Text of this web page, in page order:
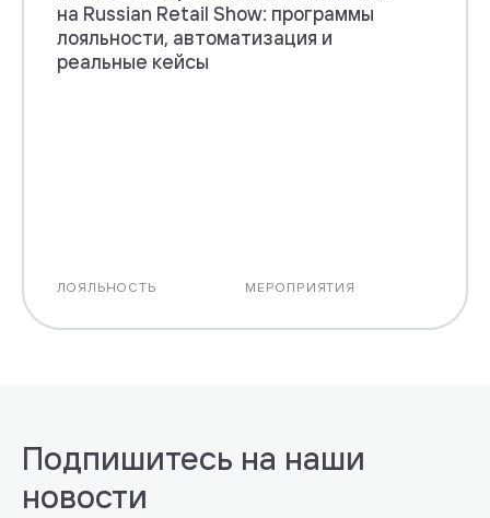
на Russian Retail Show: программы
лояльности, автоматизация и
реальные кейсы
МЕРОПРИЯТИЯ
ЛОЯЛЬНОСТЬ
Подпишитесь на наши
новости